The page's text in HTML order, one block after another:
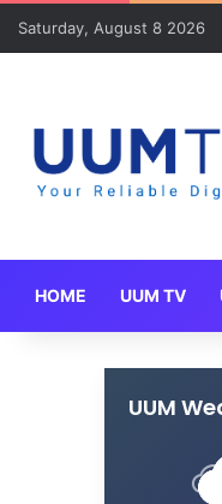
Saturday, August 8 2026
HOME UUM TV
UUM